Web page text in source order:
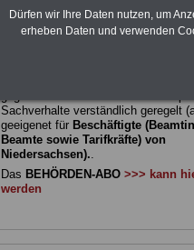
BEHÖRDEN-ABO
mit 3 Ratgebern
22,50 Euro: Wissenswertes für
Sachverhalte verständlich geregelt
geeigenet für Beschäftigte
Beamte sowie Tarifkräfte) von
Niedersachsen)..
Das BEHÖRDEN-ABO >>> kann
werden
Dürfen wir Ihre Daten nutzen, um
erheben Daten und verwenden